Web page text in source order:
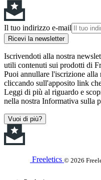
Il tuo indirizzo e-mail
Ricevi la newsletter
Iscrivendoti alla nostra
utili contenuti sui prodotti di
Puoi annullare l'iscrizione alla
cliccando sull'apposito link
Leggi di più al riguardo e
nella nostra Informativa sulla
Vuoi di più?
Freeletics © 2026